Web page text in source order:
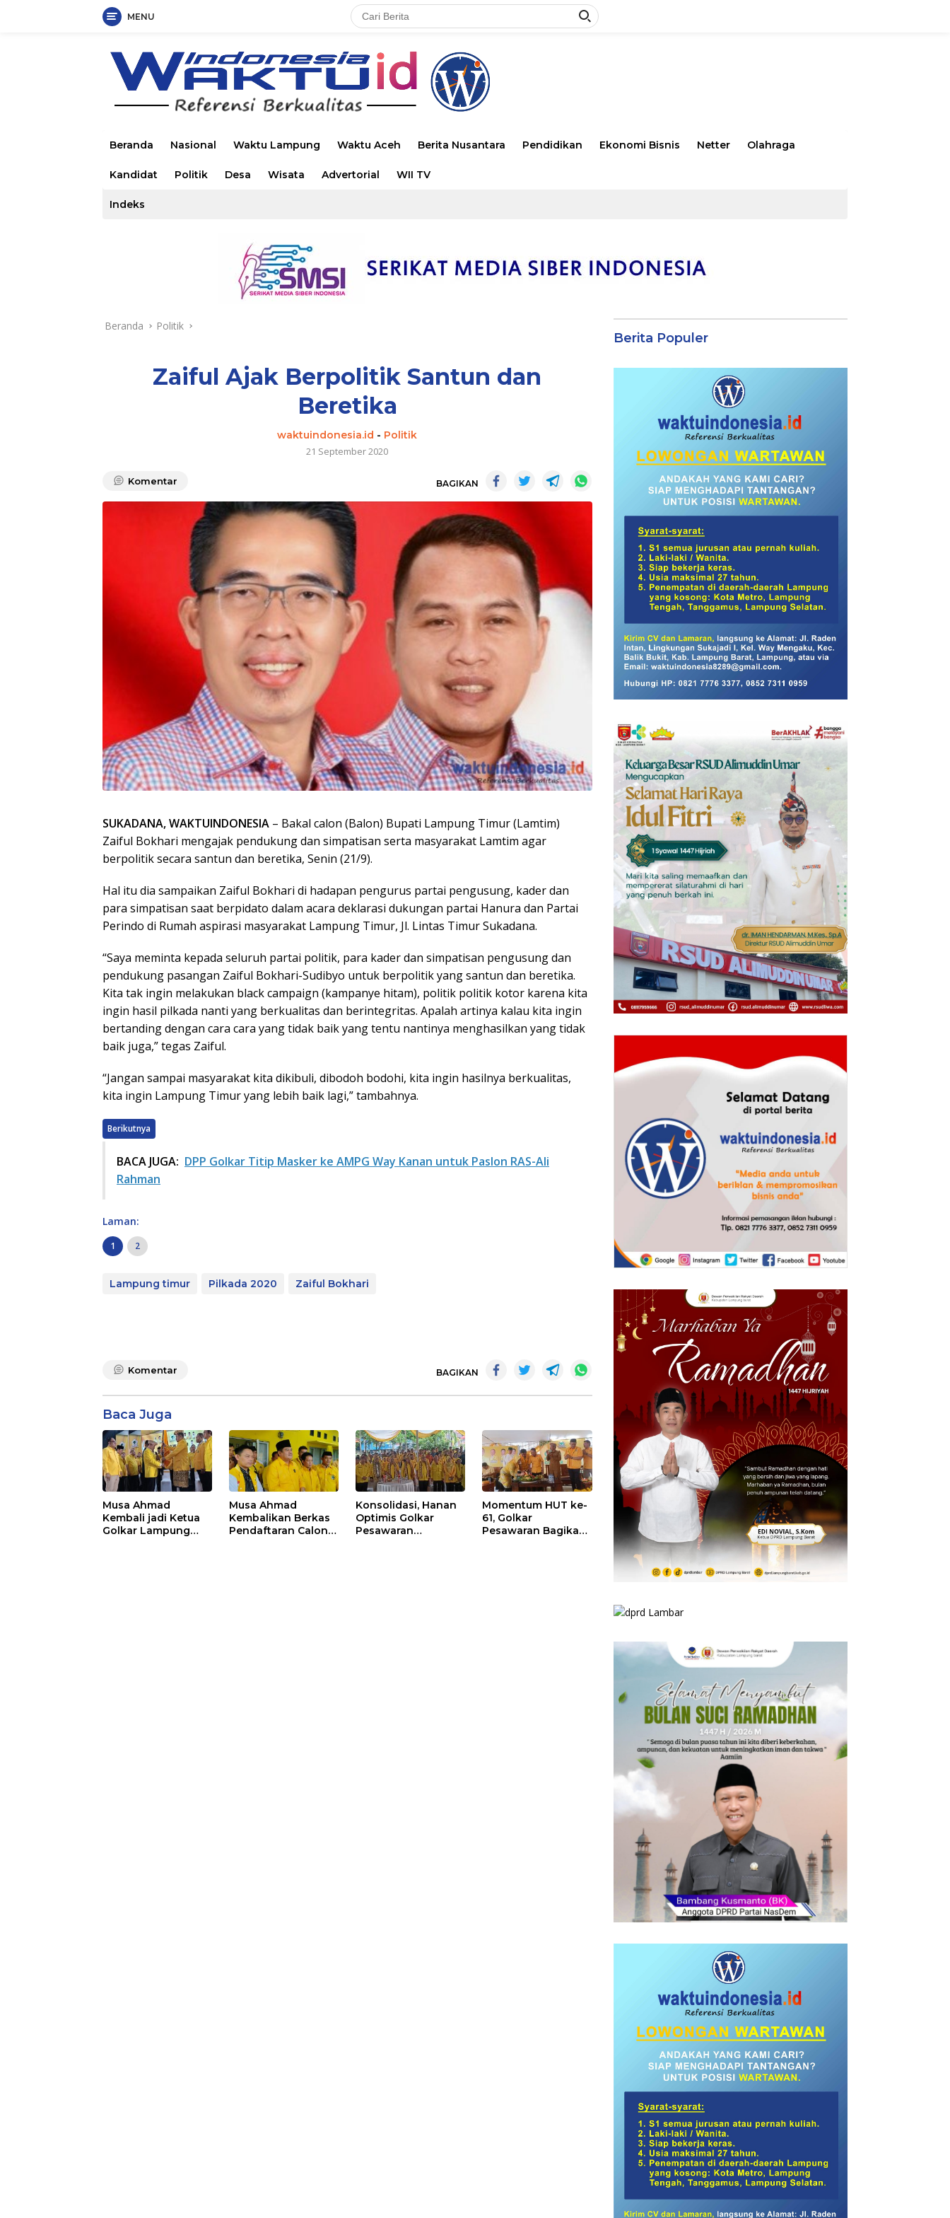
MENU
Beranda Nasional Waktu Lampung Waktu Aceh Berita Nusantara Pendidikan Ekonomi Bisnis Netter Olahraga
Kandidat Politik Desa Wisata Advertorial WII TV
Indeks
Beranda Politik
Zaiful Ajak Berpolitik Santun dan
Beretika
waktuindonesia.id - Politik
21 September 2020
Komentar BAGIKAN
SUKADANA, WAKTUINDONESIA – Bakal calon (Balon) Bupati Lampung Timur (Lamtim)
Zaiful Bokhari mengajak pendukung dan simpatisan serta masyarakat Lamtim agar
berpolitik secara santun dan beretika, Senin (21/9).
Hal itu dia sampaikan Zaiful Bokhari di hadapan pengurus partai pengusung, kader dan
para simpatisan saat berpidato dalam acara deklarasi dukungan partai Hanura dan Partai
Perindo di Rumah aspirasi masyarakat Lampung Timur, Jl. Lintas Timur Sukadana.
“Saya meminta kepada seluruh partai politik, para kader dan simpatisan pengusung dan
pendukung pasangan Zaiful Bokhari-Sudibyo untuk berpolitik yang santun dan beretika.
Kita tak ingin melakukan black campaign (kampanye hitam), politik politik kotor karena kita
ingin hasil pilkada nanti yang berkualitas dan berintegritas. Apalah artinya kalau kita ingin
bertanding dengan cara cara yang tidak baik yang tentu nantinya menghasilkan yang tidak
baik juga,” tegas Zaiful.
“Jangan sampai masyarakat kita dikibuli, dibodoh bodohi, kita ingin hasilnya berkualitas,
kita ingin Lampung Timur yang lebih baik lagi,” tambahnya.
Berikutnya
BACA JUGA: DPP Golkar Titip Masker ke AMPG Way Kanan untuk Paslon RAS-Ali
Rahman
Laman:
1 2
Lampung timur Pilkada 2020 Zaiful Bokhari
Komentar BAGIKAN
Baca Juga
Musa Ahmad
Kembali jadi Ketua
Golkar Lampung
Musa Ahmad
Kembalikan Berkas
Pendaftaran Calon
Konsolidasi, Hanan
Optimis Golkar
Pesawaran
Momentum HUT ke-
61, Golkar
Pesawaran Bagikan
Berita Populer